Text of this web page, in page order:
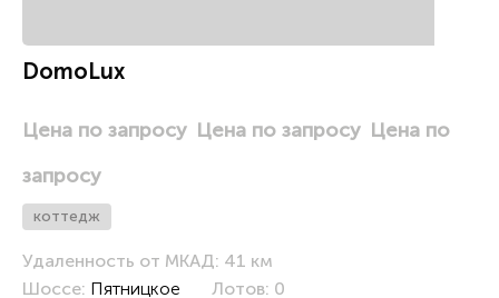
DomoLux
Цена по запросу Цена по запросу Цена по
запросу
коттедж
Удаленность от МКАД: 41 км
Шоссе: Пятницкое Лотов: 0